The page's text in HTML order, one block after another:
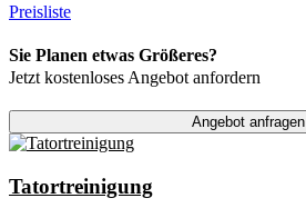
Preisliste
Sie Planen etwas Größeres?
Jetzt kostenloses Angebot anfordern
Angebot anfragen
Tatortreinigung